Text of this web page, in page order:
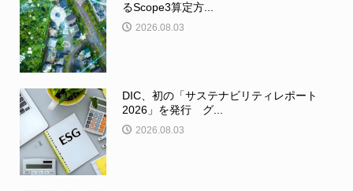
るScope3算定方...
2026.08.03
DIC、初の「サステナビリティレポート
2026」を発行 グ...
2026.08.03